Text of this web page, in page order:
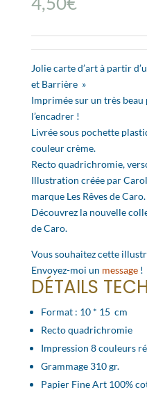
Jolie carte d’art à partir
et Barrière »
Imprimée sur un très beau
l’encadrer !
Livrée sous pochette
couleur crème.
Recto quadrichromie,
Illustration créée par
marque Les Rêves de Caro.
Découvrez la nouvelle
de Caro.
Vous souhaitez cette
Envoyez-moi un message!
DÉTAILS
Format : 10 * 15 cm
Recto quadrichromie
Impression 8 couleurs
Grammage 310 gr.
Papier Fine Art 100%